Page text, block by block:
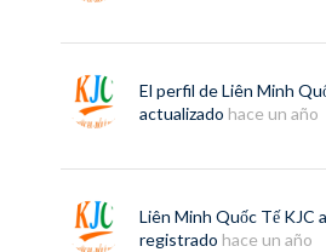
El perfil deLiên Minh
actualizado hace un año
Liên Minh Quốc Tế KJC
registrado hace un año